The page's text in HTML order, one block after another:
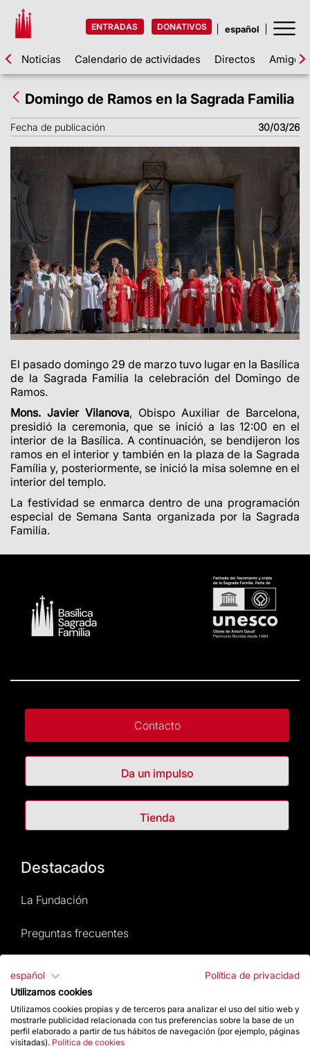
ENTRADAS DONATIVOS
Noticias Calendario de actividades Directos Amigos
Domingo de Ramos en la Sagrada Familia
Fecha de publicación 30/03/26
El pasado domingo 29 de marzo tuvo lugar en la Basílica
de la Sagrada Familia la celebración del Domingo de
Ramos.
Mons. Javier Vilanova, Obispo Auxiliar de Barcelona,
presidió la ceremonia, que se inició a las 12:00 en el
interior de la Basílica. A continuación, se bendijeron los
ramos en el interior y también en la plaza de la Sagrada
Família y, posteriormente, se inició la misa solemne en el
interior del templo.
La festividad se enmarca dentro de una programación
especial de Semana Santa organizada por la Sagrada
Familia.
Contacto
Da un impulso
Tienda
Destacados
La Fundación
Preguntas frecuentes
Normativa y condiciones de compra
Noticias y Actualidad
español
Política de privacidad
Utilizamos cookies
Utilizamos cookies propias y de terceros para analizar el uso del sitio web y
mostrarle publicidad relacionada con tus preferencias sobre la base de un
perfil elaborado a partir de tus hábitos de navegación (por ejemplo, páginas
visitadas). Política de cookies